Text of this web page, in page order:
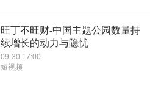
旺丁不旺财-中国主题公园数量持
续增长的动力与隐忧
09-30 17:00
短视频